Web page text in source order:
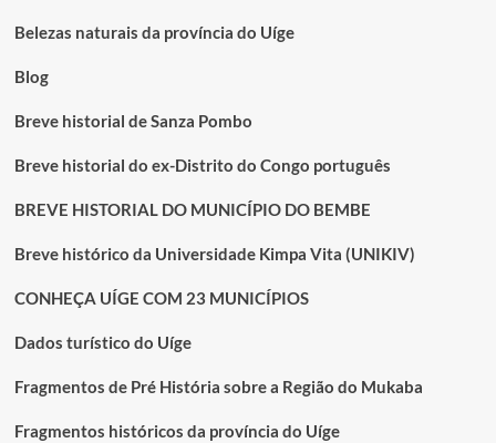
DE
UÍGE
Belezas naturais da província do Uíge
Blog
Breve historial de Sanza Pombo
Breve historial do ex-Distrito do Congo português
BREVE HISTORIAL DO MUNICÍPIO DO BEMBE
Breve histórico da Universidade Kimpa Vita (UNIKIV)
CONHEÇA UÍGE COM 23 MUNICÍPIOS
Dados turístico do Uíge
Fragmentos de Pré História sobre a Região do Mukaba
Fragmentos históricos da província do Uíge